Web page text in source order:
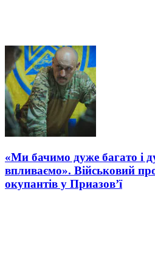
«Ми бачимо дуже багато і
впливаємо». Військовий
окупантів у Приазов’ї